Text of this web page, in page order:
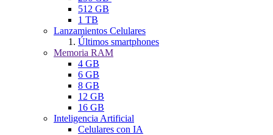
512 GB
1 TB
Lanzamientos Celulares
Últimos smartphones
Memoria RAM
4 GB
6 GB
8 GB
12 GB
16 GB
Inteligencia Artificial
Celulares con IA